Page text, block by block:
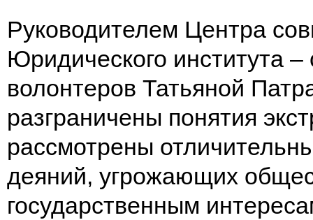
Руководителем Центра
Юридического института
волонтеров Татьяной
разграничены понятия
рассмотрены
деяний, угрожающих
государственным